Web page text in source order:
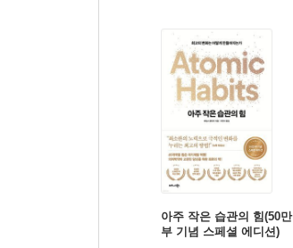
아주 작은 습관의 힘(50만
부 기념 스페셜 에디션)